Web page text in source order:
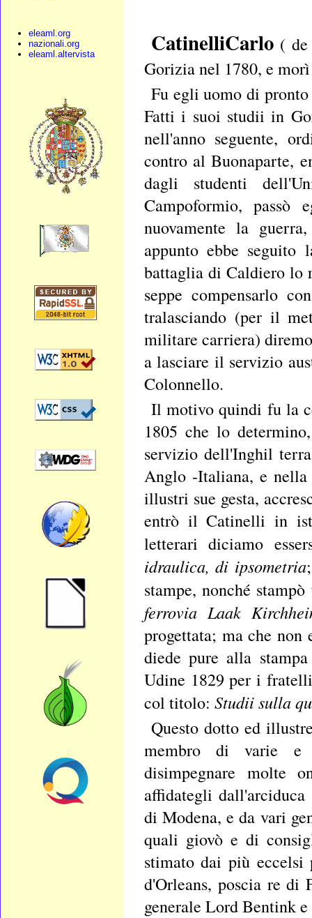
eleaml.org
nazionali.org
eleaml.altervista
CatinelliCarlo( de
Gorizia nel 1780, e
Fu egli uomo di
Fatti i suoi studii in
nell'anno seguente,
contro al Buonaparte,
dagli studenti
Campoformio, passò
nuovamente la
appunto ebbe
battaglia di Caldiero lo
seppe compensarlo
tralasciando (per il
militare carriera)
a lasciare il servizio
Colonnello.
Il motivo quindi fu la
1805 che lo
servizio dell'Inghil
Anglo -Italiana, e nella
illustri sue gesta,
entrò il Catinelli in
letterari diciamo
idraulica, di ipsometria
stampe, nonché stampò
ferrovia Laak
progettata; ma che
diede pure alla
Udine 1829 per i
col titolo: Studii sulla
Questo dotto ed
membro di varie e
disimpegnare molte
affidategli
di Modena, e da vari
quali giovò e di
stimato dai più eccelsi
d'Orleans, poscia re di
generale Lord Bentink